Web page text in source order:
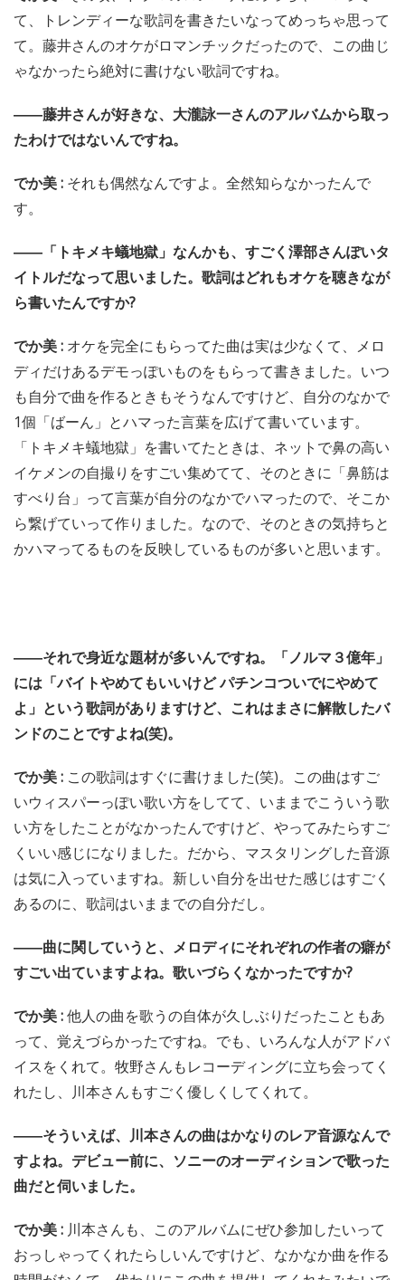
て、トレンディーな歌詞を書きたいなってめっちゃ思って
て。藤井さんのオケがロマンチックだったので、この曲じ
ゃなかったら絶対に書けない歌詞ですね。
――藤井さんが好きな、大瀧詠一さんのアルバムから取っ
たわけではないんですね。
でか美 : それも偶然なんですよ。全然知らなかったんで
す。
――「トキメキ蟻地獄」なんかも、すごく澤部さんぽいタ
イトルだなって思いました。歌詞はどれもオケを聴きなが
ら書いたんですか?
でか美 : オケを完全にもらってた曲は実は少なくて、メロ
ディだけあるデモっぽいものをもらって書きました。いつ
も自分で曲を作るときもそうなんですけど、自分のなかで
1個「ばーん」とハマった言葉を広げて書いています。
「トキメキ蟻地獄」を書いてたときは、ネットで鼻の高い
イケメンの自撮りをすごい集めてて、そのときに「鼻筋は
すべり台」って言葉が自分のなかでハマったので、そこか
ら繋げていって作りました。なので、そのときの気持ちと
かハマってるものを反映しているものが多いと思います。
――それで身近な題材が多いんですね。「ノルマ３億年」
には「バイトやめてもいいけど パチンコついでにやめて
よ」という歌詞がありますけど、これはまさに解散したバ
ンドのことですよね(笑)。
でか美 : この歌詞はすぐに書けました(笑)。この曲はすご
いウィスパーっぽい歌い方をしてて、いままでこういう歌
い方をしたことがなかったんですけど、やってみたらすご
くいい感じになりました。だから、マスタリングした音源
は気に入っていますね。新しい自分を出せた感じはすごく
あるのに、歌詞はいままでの自分だし。
――曲に関していうと、メロディにそれぞれの作者の癖が
すごい出ていますよね。歌いづらくなかったですか?
でか美 :他人の曲を歌うの自体が久しぶりだったこともあ
って、覚えづらかったですね。でも、いろんな人がアドバ
イスをくれて。牧野さんもレコーディングに立ち会ってく
れたし、川本さんもすごく優しくしてくれて。
――そういえば、川本さんの曲はかなりのレア音源なんで
すよね。デビュー前に、ソニーのオーディションで歌った
曲だと伺いました。
でか美 : 川本さんも、このアルバムにぜひ参加したいって
おっしゃってくれたらしいんですけど、なかなか曲を作る